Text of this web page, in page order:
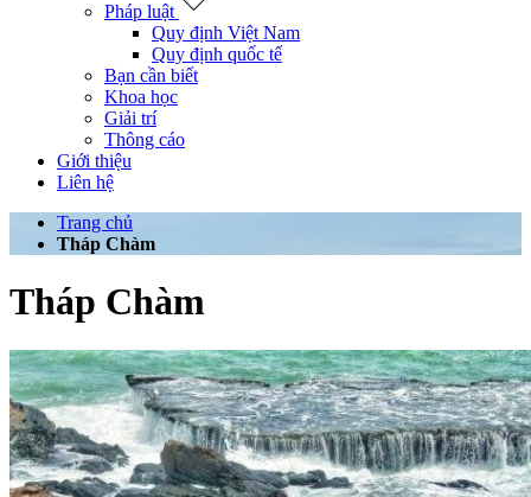
Pháp luật
Quy định Việt Nam
Quy định quốc tế
Bạn cần biết
Khoa học
Giải trí
Thông cáo
Giới thiệu
Liên hệ
Trang chủ
Tháp Chàm
Tháp Chàm